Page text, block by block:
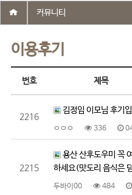
이용후기
커뮤니티
번호 제목
2216
김정임 이모님 후기
ㅇㅇㅇ 336
2215
용산 산후도우미 꼭
하세요(맛도리 음식은
두바이00 484